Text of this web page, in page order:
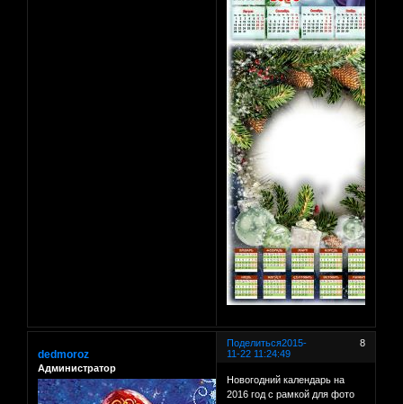
Поделиться 8
2015-
11-22 11:24:49
dedmoroz
Администратор
Новогодний календарь на
2016 год с рамкой для фото